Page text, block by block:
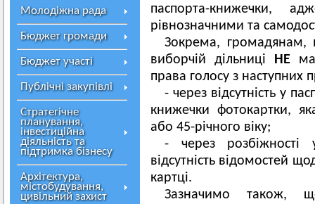
Молодіжна рада
Бюджет громади
Бюджет участі
Публічні закупівлі
Стратегічне
планування,
інвестиційна
діяльність та
підтримка бізнесу
Архітектура,
містобудування,
цивільний захист
паспорта-книжечки,
рівнозначними та
Зокрема, громадянам,
виборчій дільниці НЕ
права голосу з наступних
- через відсутність у
книжечки фотокартки,
або 45-річного віку;
- через
відсутність відомостей
картці.
Зазначимо також,